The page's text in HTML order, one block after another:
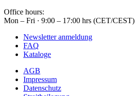
Office hours:
Mon – Fri · 9:00 – 17:00 hrs (CET/CEST)
Newsletter anmeldung
FAQ
Kataloge
AGB
Impressum
Datenschutz